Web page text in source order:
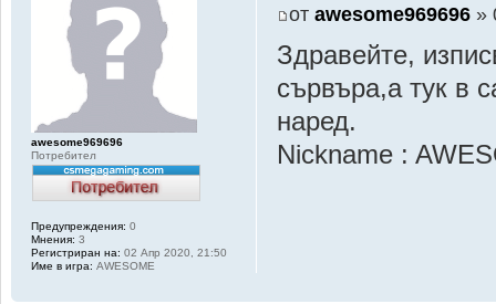
отawesome969696 »
Здравейте,
сървъра,а тук в
наред.
Nickname :
awesome969696
Потребител
Предупреждения: 0
Мнения: 3
Регистриран на: 02 Апр 2020, 21:50
Име в игра: AWESOME